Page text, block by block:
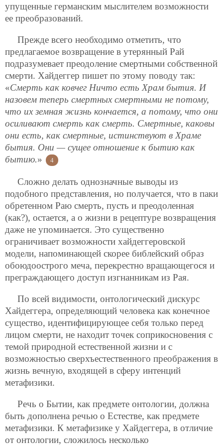
упущенные германским мыслителем возможности
ее преобразований.
Прежде всего необходимо отметить, что
предлагаемое возвращение в утерянный Рай
подразумевает преодоление смертными собственной
смерти. Хайдеггер пишет по этому поводу так:
«Смерть как ковчег Ничто есть Храм бытия. И
назовем теперь смертных смертными не потому,
что их земная жизнь кончается, а потому, что они
осиливают смерть как смерть. Смертные, каковы
они есть, как смертные, истинствуют в Храме
бытия. Они — сущее отношение к бытию как
бытию.» 4
Сложно делать однозначные выводы из
подобного представления, но получается, что в паки
обретенном Раю смерть, пусть и преодоленная
(как?), остается, а о жизни в рецептуре возвращения
даже не упоминается. Это существенно
ограничивает возможности хайдеггеровской
модели, напоминающей скорее библейский образ
обоюдоострого меча, перекрестно вращающегося и
преграждающего доступ изгнанникам из Рая.
По всей видимости, онтологический дискурс
Хайдеггера, определяющий человека как конечное
существо, идентифицирующее себя только перед
лицом смерти, не находит точек соприкосновения с
темой природной естественной жизни и с
возможностью сверхъестественного преображения в
жизнь вечную, входящей в сферу интенций
метафизики.
Речь о Бытии, как предмете онтологии, должна
быть дополнена речью о Естестве, как предмете
метафизики. К метафизике у Хайдеггера, в отличие
от онтологии, сложилось несколько